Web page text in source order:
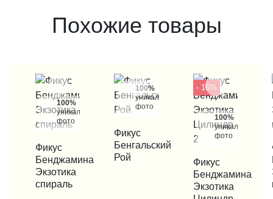
Похожие товары
100%
уникальные
фото
КУПИТЬ В 1 КЛИК
Фикус
Бенджамина
Экзотика
спираль
100%
уникальные
фото
КУПИТЬ В 1 КЛИК
Фикус
Бенгальский
Рой
- 16%
100%
уникальные
фото
КУПИТЬ В 1 КЛИК
Фикус
Бенджамина
Экзотика